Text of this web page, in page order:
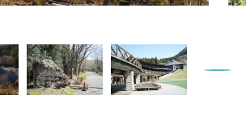
イベント